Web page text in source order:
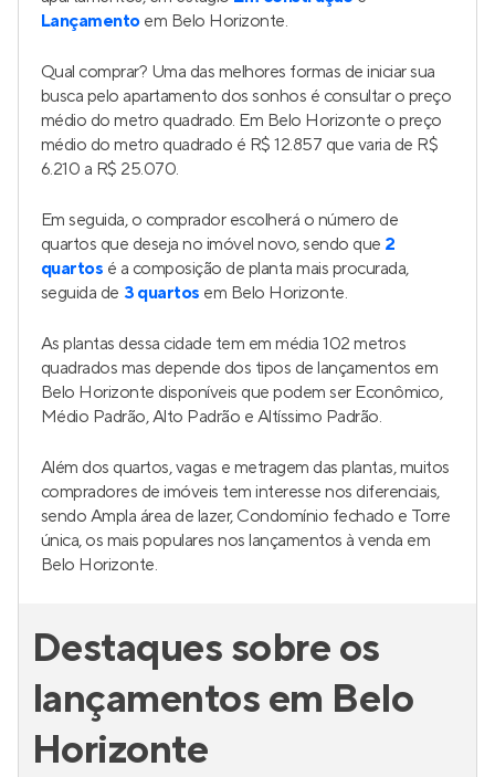
Lançamento em Belo Horizonte.
Qual comprar? Uma das melhores formas de iniciar sua
busca pelo apartamento dos sonhos é consultar o preço
médio do metro quadrado. Em Belo Horizonte o preço
médio do metro quadrado é R$ 12.857 que varia de R$
6.210 a R$ 25.070.
Em seguida, o comprador escolherá o número de
quartos que deseja no imóvel novo, sendo que 2
quartos é a composição de planta mais procurada,
seguida de 3 quartos em Belo Horizonte.
As plantas dessa cidade tem em média 102 metros
quadrados mas depende dos tipos de lançamentos em
Belo Horizonte disponíveis que podem ser Econômico,
Médio Padrão, Alto Padrão e Altíssimo Padrão.
Além dos quartos, vagas e metragem das plantas, muitos
compradores de imóveis tem interesse nos diferenciais,
sendo Ampla área de lazer, Condomínio fechado e Torre
única, os mais populares nos lançamentos à venda em
Belo Horizonte.
Destaques sobre os
lançamentos em Belo
Horizonte